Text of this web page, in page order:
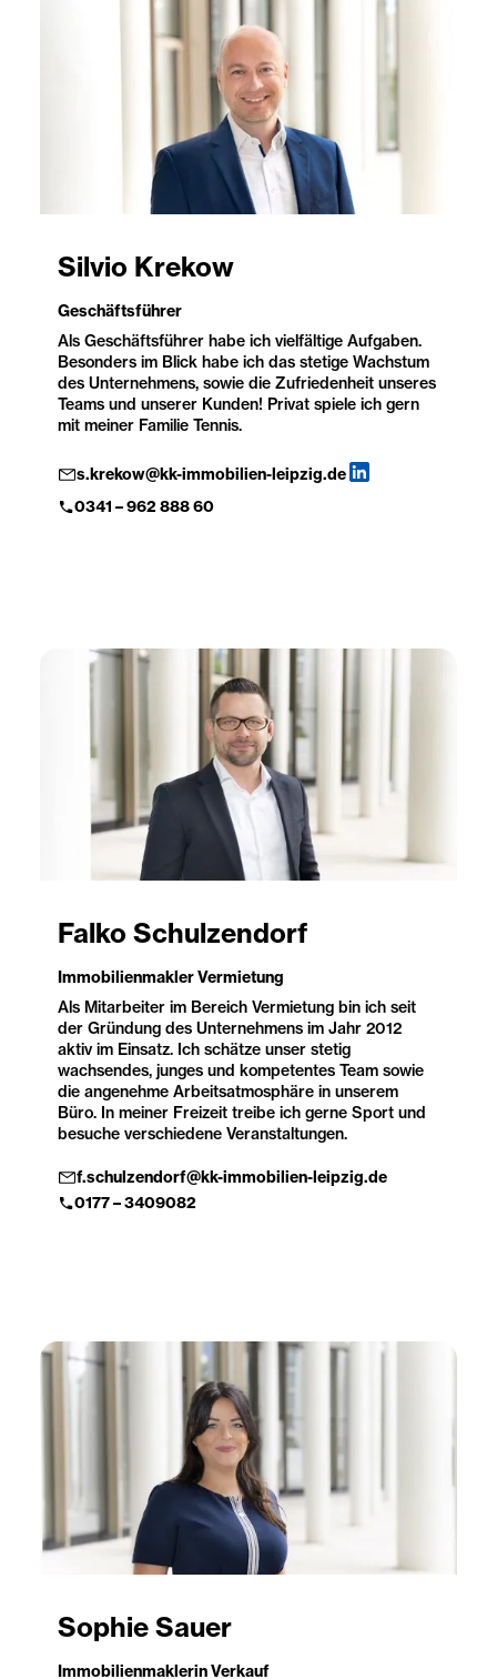
Silvio Krekow
Geschäftsführer
Als Geschäftsführer habe ich vielfältige Aufgaben.
Besonders im Blick habe ich das stetige Wachstum
des Unternehmens, sowie die Zufriedenheit unseres
Teams und unserer Kunden! Privat spiele ich gern
mit meiner Familie Tennis.
s.krekow@kk-immobilien-leipzig.de
0341 – 962 888 60
Falko Schulzendorf
Immobilienmakler Vermietung
Als Mitarbeiter im Bereich Vermietung bin ich seit
der Gründung des Unternehmens im Jahr 2012
aktiv im Einsatz. Ich schätze unser stetig
wachsendes, junges und kompetentes Team sowie
die angenehme Arbeitsatmosphäre in unserem
Büro. In meiner Freizeit treibe ich gerne Sport und
besuche verschiedene Veranstaltungen.
f.schulzendorf@kk-immobilien-leipzig.de
0177 – 3409082
Sophie Sauer
Immobilienmaklerin Verkauf